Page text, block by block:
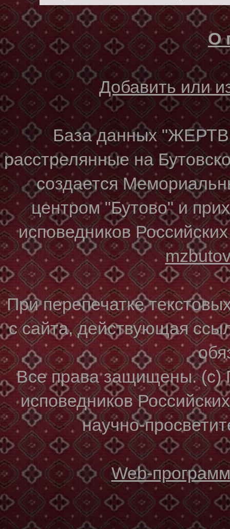
О
Добавить или
База данных
расстрелянные на
создается
центром "Бутово" и
исповедников
При перепечатке
с сайта, действующая
Все права защищены. (с)
исповедников
научно-
Web-